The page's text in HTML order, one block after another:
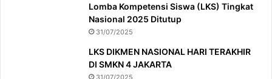
Lomba Kompetensi Siswa (LKS) Tingkat
Nasional 2025 Ditutup
31/07/2025
LKS DIKMEN NASIONAL HARI TERAKHIR
DI SMKN 4 JAKARTA
31/07/2025